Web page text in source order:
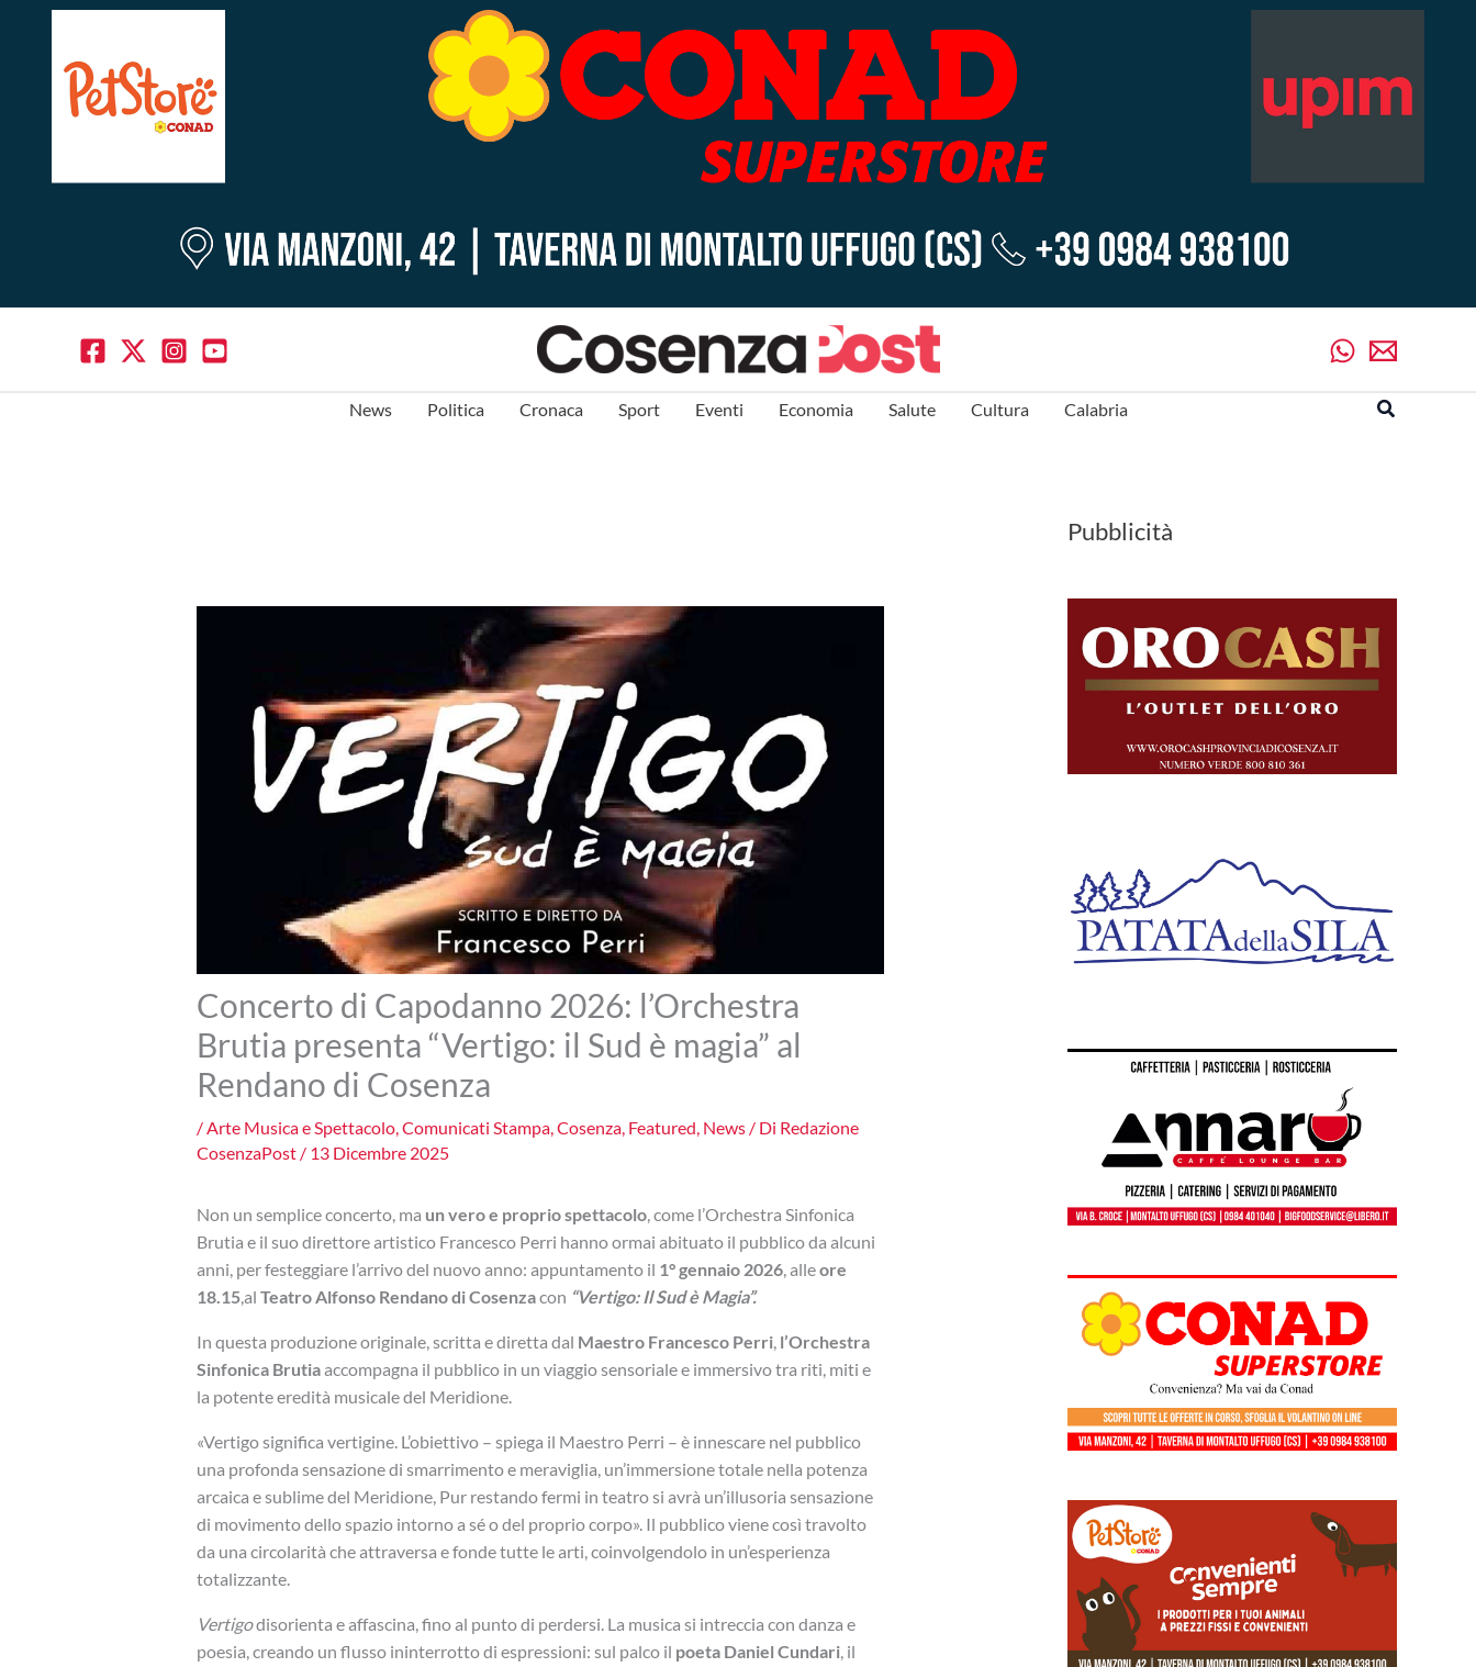
News Politica Cronaca Sport Eventi Economia Salute Cultura Calabria Cerca
Concerto di Capodanno 2026: l’Orchestra
Brutia presenta “Vertigo: il Sud è magia” al
Rendano di Cosenza
/Arte Musica e Spettacolo,Comunicati Stampa,Cosenza, Featured, News/ Di Redazione
CosenzaPost / 13 Dicembre 2025
Non un semplice concerto, ma un vero e proprio spettacolo, come l’Orchestra Sinfonica
Brutia e il suo direttore artistico Francesco Perri hanno ormai abituato il pubblico da alcuni
anni, per festeggiare l’arrivo del nuovo anno: appuntamento il 1° gennaio 2026, alleore
18.15,al Teatro Alfonso Rendano di Cosenzacon “Vertigo: Il Sud è Magia”.
In questa produzione originale, scritta e diretta dal Maestro Francesco Perri, l’Orchestra
Sinfonica Brutiaaccompagna il pubblico in un viaggio sensoriale e immersivo tra riti, miti e
la potente eredità musicale del Meridione.
«Vertigo significa vertigine. L’obiettivo – spiega il Maestro Perri – è innescare nel pubblico
una profonda sensazione di smarrimento e meraviglia, un’immersione totale nella potenza
arcaica e sublime del Meridione, Pur restando fermi in teatro si avrà un’illusoria sensazione
di movimento dello spazio intorno a sé o del proprio corpo». Il pubblico viene così travolto
da una circolarità che attraversa e fonde tutte le arti, coinvolgendolo in un’esperienza
totalizzante.
Vertigodisorienta e affascina, fino al punto di perdersi. La musica si intreccia con danza e
poesia, creando un flusso ininterrotto di espressioni: sul palco il poeta Daniel Cundari, il
Pubblicità